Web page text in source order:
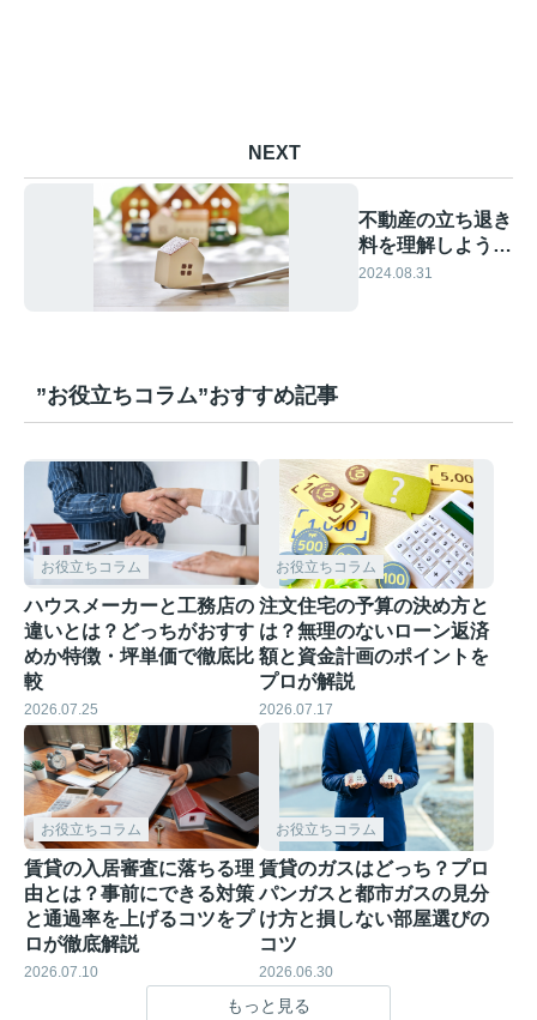
NEXT
不動産の立ち退き
料を理解しよう！
相場と計算方法を
2024.08.31
”お役立ちコラム”おすすめ記事
お役立ちコラム
ハウスメーカーと工務店の
違いとは？どっちがおすす
めか特徴・坪単価で徹底比
較
2026.07.25
お役立ちコラム
注文住宅の予算の決め方と
は？無理のないローン返済
額と資金計画のポイントを
プロが解説
2026.07.17
お役立ちコラム
賃貸の入居審査に落ちる理
由とは？事前にできる対策
と通過率を上げるコツをプ
ロが徹底解説
2026.07.10
お役立ちコラム
賃貸のガスはどっち？プロ
パンガスと都市ガスの見分
け方と損しない部屋選びの
コツ
2026.06.30
もっと見る